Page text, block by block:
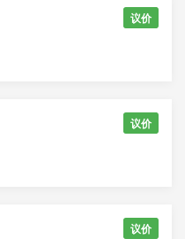
议价
议价
议价